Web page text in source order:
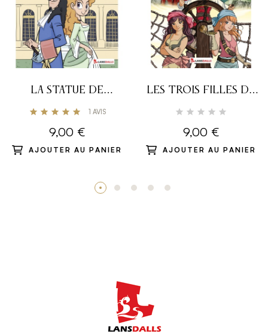
LA STATUE DE
VERSAILLES
1 AVIS
9,00 €
AJOUTER AU PANIER
LES TROIS FILLES DU
9,00 €
AJOUTER AU PANIER